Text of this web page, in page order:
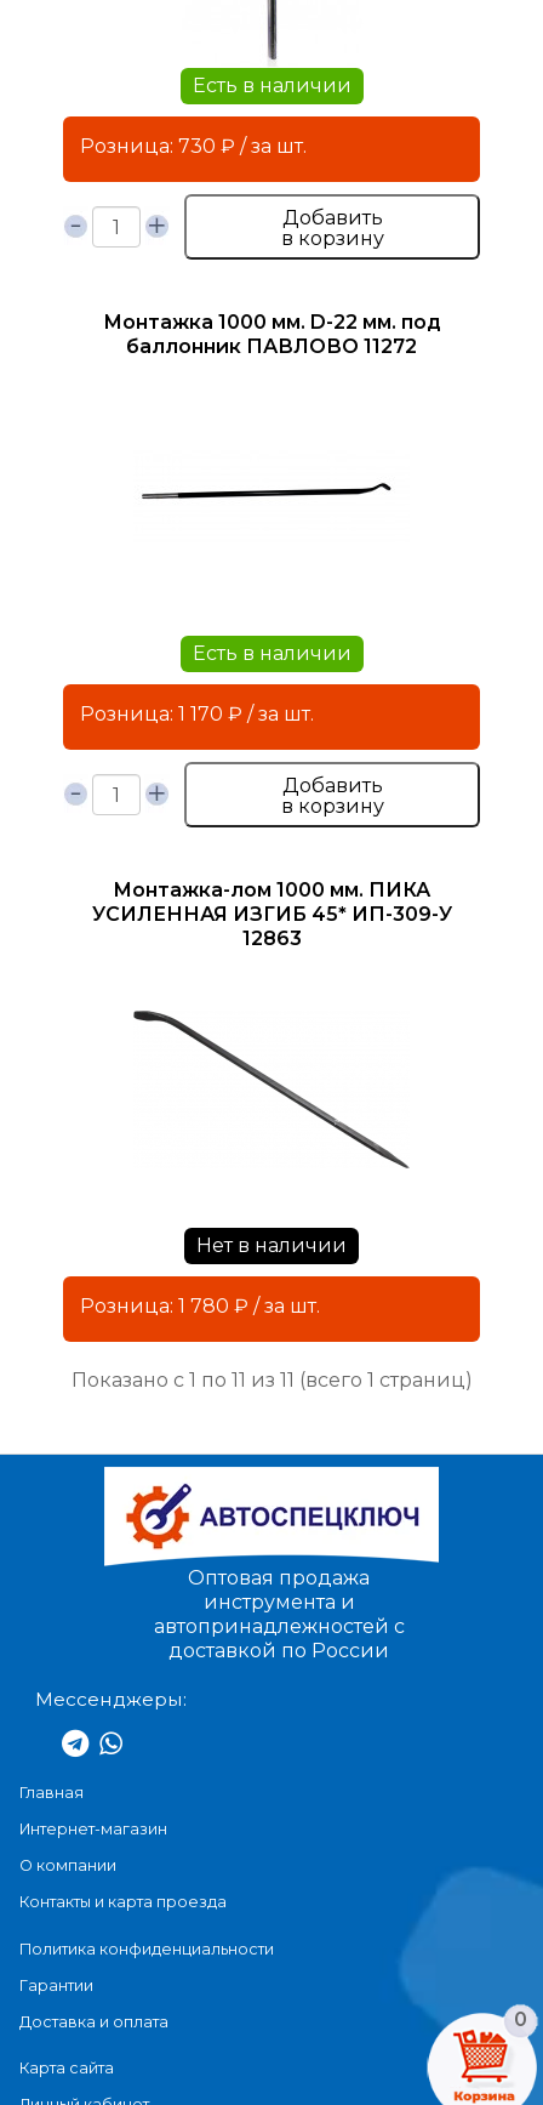
0
Есть в наличии
Розница: 730 ₽ / за шт.
Добавить
в корзину
Монтажка 1000 мм. D-22 мм. под
баллонник ПАВЛОВО 11272
Есть в наличии
Розница: 1 170 ₽ / за шт.
Добавить
в корзину
Монтажка-лом 1000 мм. ПИКА
УСИЛЕННАЯ ИЗГИБ 45* ИП-309-У
12863
Нет в наличии
Розница: 1 780 ₽ / за шт.
Показано с 1 по 11 из 11 (всего 1 страниц)
Оптовая продажа
инструмента и
автопринадлежностей с
доставкой по России
Мессенджеры:
Главная
Интернет-магазин
О компании
Контакты и карта проезда
Политика конфиденциальности
Гарантии
Доставка и оплата
Карта сайта